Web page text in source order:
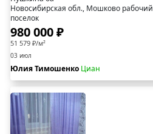
Новосибирская обл., Мошково рабочий
поселок
980 000 ₽
51 579 ₽/м²
03 июл
Юлия Тимошенко Циан